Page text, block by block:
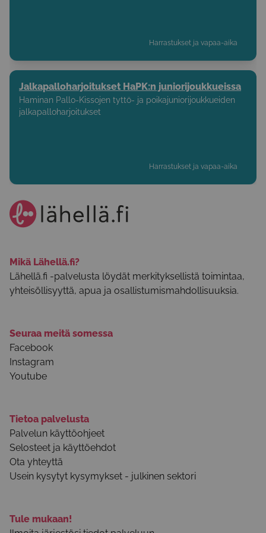
Harrastukset ja vapaa-aika
Jalkapalloharjoitukset HaPK:n juniorijoukkueissa
Haminan Pallo-Kissojen tyttö- ja poikajuniorijoukkueiden
jalkapalloharjoitukset
Harrastukset ja vapaa-aika
Mikä Lähellä.fi?
Lähellä.fi -palvelusta löydät merkityksellistä toimintaa,
yhteisöllisyyttä, apua ja osallistumismahdollisuuksia.
Seuraa meitä somessa
Facebook
Instagram
Youtube
Tietoa palvelusta
Palvelun käyttöohjeet
Selosteet ja käyttöehdot
Ota yhteyttä
Usein kysytyt kysymykset - julkinen sektori
Tule mukaan!